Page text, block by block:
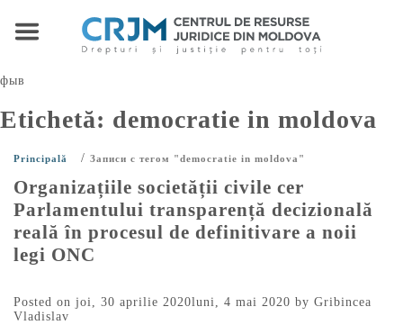
фыв
Etichetă: democratie in moldova
Principală / Записи с тегом "democratie in moldova"
Organizațiile societății civile cer
Parlamentului transparență decizională
reală în procesul de definitivare a noii
legi ONC
Posted on joi, 30 aprilie 2020luni, 4 mai 2020 by Gribincea
Vladislav